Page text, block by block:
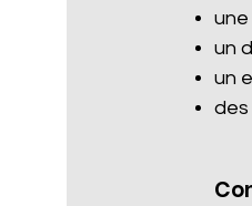
une
un
un
des